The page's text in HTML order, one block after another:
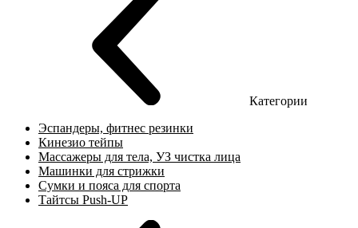
Категории
Эспандеры, фитнес резинки
Кинезио тейпы
Массажеры для тела, УЗ чистка лица
Машинки для стрижки
Сумки и пояса для спорта
Тайтсы Push-UP